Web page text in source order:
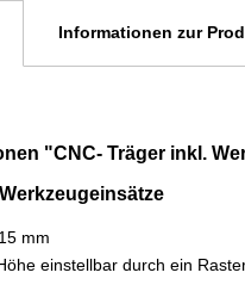
Informationen zur
"CNC- Träger inkl.
mm
einstellbar durch ein